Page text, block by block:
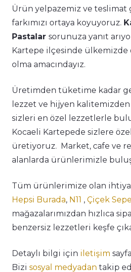
Ürün yelpazemiz ve
farkımızı ortaya koyuyoruz.
Pastalar sorunuza yanıt
Kartepe ilçesinde ülkemizde
olma amacındayız.
Üretimden tüketime kadar
lezzet ve hijyen
sizleri en özel lezzetlerle
Kocaeli Kartepede sizlere
üretiyoruz. Market, cafe ve
alanlarda ürünlerimizle
Tüm ürünlerimize olan
Hepsi Burada, N11 , Çiçek
mağazalarımızdan hızlıca
benzersiz lezzetleri keşfe
Detaylı bilgi için iletişim
Bizi sosyal medyadan takip